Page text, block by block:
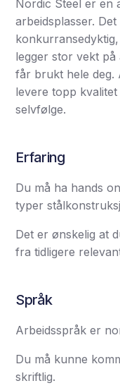
Nordic Steel er en
arbeidsplasser.
legger stor vekt
får brukt hele deg.
levere topp
selvfølge.
Erfaring
Du må ha hands
typer
Det er ønskelig at
fra tidligere
Språk
Arbeidsspråk er
Du må kunne
skriftlig.